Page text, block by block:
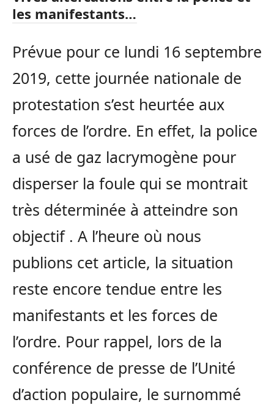
les manifestants…
Prévue pour ce lundi 16 septembre
2019, cette journée nationale de
protestation s’est heurtée aux
forces de l’ordre. En effet, la police
a usé de gaz lacrymogène pour
disperser la foule qui se montrait
très déterminée à atteindre son
objectif . A l’heure où nous
publions cet article, la situation
reste encore tendue entre les
manifestants et les forces de
l’ordre. Pour rappel, lors de la
conférence de presse de l’Unité
d’action populaire, le surnommé